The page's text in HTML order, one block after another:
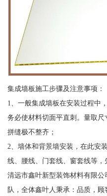
集成墙板施工步骤及注意事项：
1、一般集成墙板在安装过程中
务必使材料切面平直刺。量取
拼缝极不整齐；
2、墙体和背景墙安装，在此安
线、腰线、门套线、窗套线等，
清远市鑫叶新型装饰材料有限
队，全体鑫叶人秉承：品质，顾